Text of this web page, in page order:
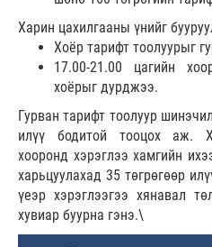
Харин цахилгааны үнийг
Хоёр тарифт тоолуурыг
17.00-21.00 цагийн
хоёрыг дурджээ.
Гурван тарифт тоолуур
илүү бодитой тооцох аж.
хооронд хэрэглээ хамгийн
харьцуулахад 35 төгрөгөөр
үеэр хэрэглээгээ хянавал
хувиар буурна гэнэ.\